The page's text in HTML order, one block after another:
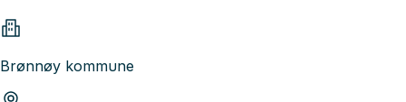
Brønnøy kommune